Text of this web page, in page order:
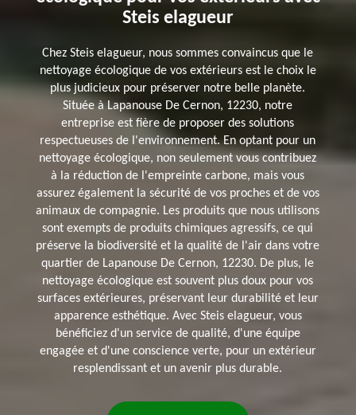
Steis elagueur
Chez Steis elagueur, nous sommes convaincus que le
nettoyage écologique de vos extérieurs est le choix le
plus judicieux pour préserver notre belle planète.
Située à Lapanouse De Cernon, 12230, notre
entreprise est fière de proposer des solutions
respectueuses de l'environnement. En optant pour un
nettoyage écologique, non seulement vous contribuez
à la réduction de l'empreinte carbone, mais vous
assurez également la sécurité de vos proches et de vos
animaux de compagnie. Les produits que nous utilisons
sont exempts de produits chimiques agressifs, ce qui
préserve la biodiversité et la qualité de l'air dans votre
quartier de Lapanouse De Cernon, 12230. De plus, le
nettoyage écologique est souvent plus doux pour vos
surfaces extérieures, préservant leur durabilité et leur
apparence esthétique. Avec Steis elagueur, vous
bénéficiez d'un service de qualité, d'une équipe
engagée et d'une conscience verte, pour un extérieur
resplendissant et un avenir plus durable.